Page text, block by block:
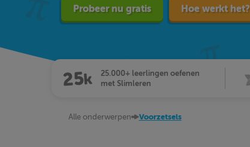
Probeer nu gratis Hoe werkt het?
25.000+ leerlingen oefenen
met Slimleren
Alle onderwerpen Voorzetsels